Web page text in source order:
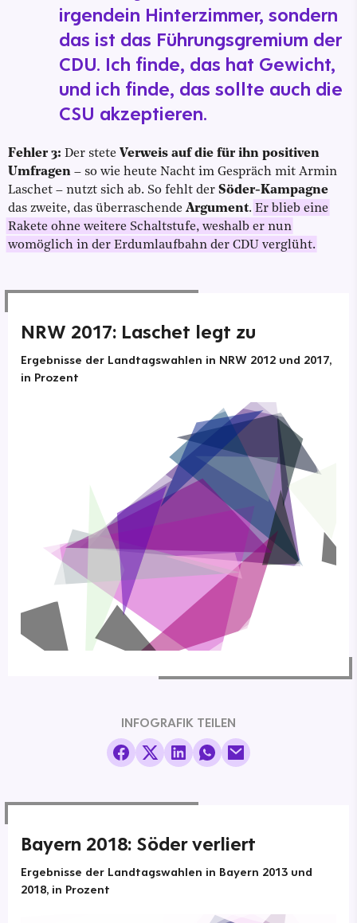
irgendein Hinterzimmer, sondern
das ist das Führungsgremium der
CDU. Ich finde, das hat Gewicht,
und ich finde, das sollte auch die
CSU akzeptieren.
Fehler 3: Der stete Verweis auf die für ihn positiven
Umfragen – so wie heute Nacht im Gespräch mit Armin
Laschet – nutzt sich ab. So fehlt der Söder-Kampagne
das zweite, das überraschende Argument. Er blieb eine
Rakete ohne weitere Schaltstufe, weshalb er nun
womöglich in der Erdumlaufbahn der CDU verglüht.
NRW 2017: Laschet legt zu
Ergebnisse der Landtagswahlen in NRW 2012 und 2017,
in Prozent
INFOGRAFIK TEILEN
Bayern 2018: Söder verliert
Ergebnisse der Landtagswahlen in Bayern 2013 und
2018, in Prozent